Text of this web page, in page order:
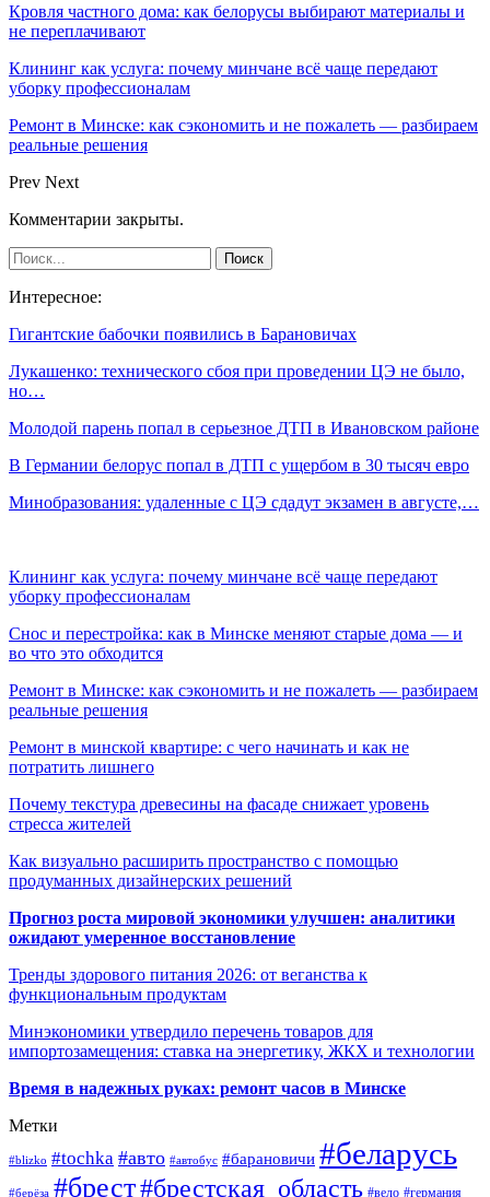
Кровля частного дома: как белорусы выбирают материалы и
не переплачивают
Клининг как услуга: почему минчане всё чаще передают
уборку профессионалам
Ремонт в Минске: как сэкономить и не пожалеть — разбираем
реальные решения
Prev Next
Комментарии закрыты.
Интересное:
Гигантские бабочки появились в Барановичах
Лукашенко: технического сбоя при проведении ЦЭ не было,
но…
Молодой парень попал в серьезное ДТП в Ивановском районе
В Германии белорус попал в ДТП с ущербом в 30 тысяч евро
Минобразования: удаленные с ЦЭ сдадут экзамен в августе,…
Клининг как услуга: почему минчане всё чаще передают
уборку профессионалам
Снос и перестройка: как в Минске меняют старые дома — и
во что это обходится
Ремонт в Минске: как сэкономить и не пожалеть — разбираем
реальные решения
Ремонт в минской квартире: с чего начинать и как не
потратить лишнего
Почему текстура древесины на фасаде снижает уровень
стресса жителей
Как визуально расширить пространство с помощью
продуманных дизайнерских решений
Прогноз роста мировой экономики улучшен: аналитики
ожидают умеренное восстановление
Тренды здорового питания 2026: от веганства к
функциональным продуктам
Минэкономики утвердило перечень товаров для
импортозамещения: ставка на энергетику, ЖКХ и технологии
Время в надежных руках: ремонт часов в Минске
Метки
#blizko #tochka #авто #автобус #барановичи #беларусь
#берёза #брест#брестская_область #вело #германия